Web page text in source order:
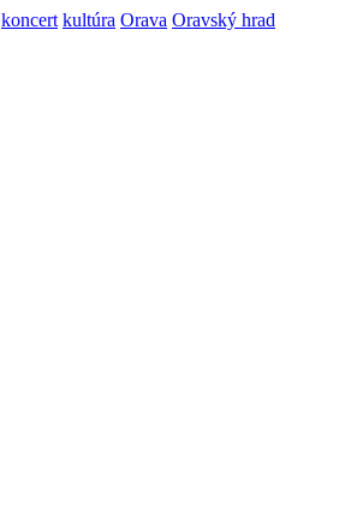
koncert kultúra Orava Oravský hrad